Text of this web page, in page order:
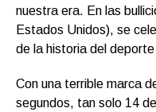
nuestra era. En las
Estados Unidos), se
de la historia del deporte
Con una terrible marca
segundos, tan solo 14